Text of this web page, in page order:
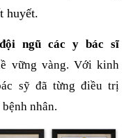
huyết.
ngũ các y bác sĩ
vững vàng. Với kinh
sỹ đã từng điều trị
nhân.